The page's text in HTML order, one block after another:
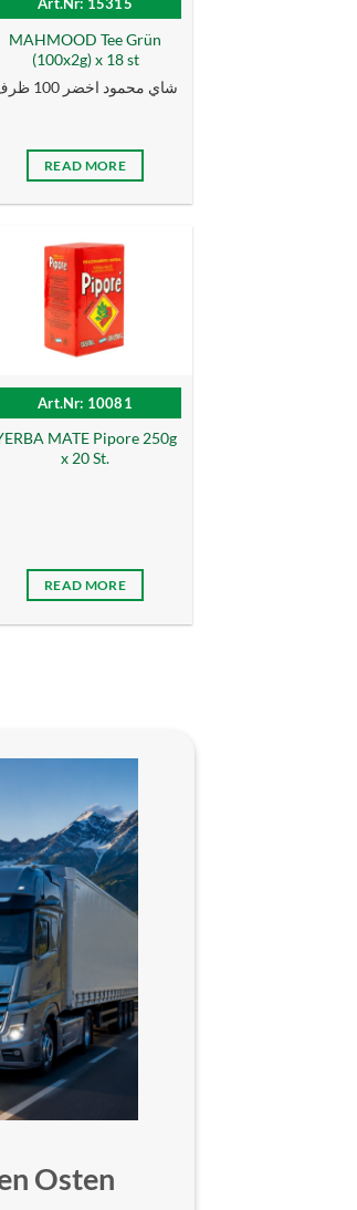
Art.Nr: 15315
MAHMOOD Tee Grün
(100x2g) x 18 st
شاي محمود اخضر 100 ظرف
READ MORE
Art.Nr: 10081
MATE Pipore 250g
x 20 St.
READ MORE
Osten